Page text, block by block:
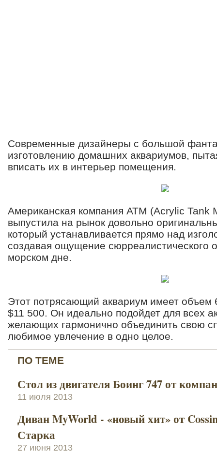
Современные дизайнеры с большой
изготовлению домашних аквариумов,
вписать их в интерьер помещения.
Американская компания АТМ (Acrylic Tank
выпустила на рынок довольно
который устанавливается прямо над
создавая ощущение сюрреалистического
морском дне.
Этот потрясающий аквариум имеет объем
$11 500. Он идеально подойдет для всех
желающих гармонично объединить свою
любимое увлечение в одно целое.
ПО ТЕМЕ
Стол из двигателя Боинг 747 от
11 июля 2013
Диван MyWorld - «новый хит» от
Старка
27 июня 2013